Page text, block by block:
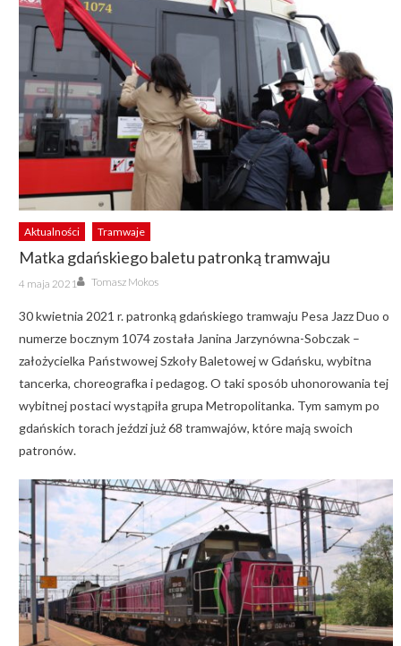
Aktualności Tramwaje
Matka gdańskiego baletu patronką tramwaju
Posted
on
4 maja 2021 Author
Tomasz Mokos
30 kwietnia 2021 r. patronką gdańskiego tramwaju Pesa Jazz Duo o
numerze bocznym 1074 została Janina Jarzynówna-Sobczak –
założycielka Państwowej Szkoły Baletowej w Gdańsku, wybitna
tancerka, choreografka i pedagog. O taki sposób uhonorowania tej
wybitnej postaci wystąpiła grupa Metropolitanka. Tym samym po
gdańskich torach jeździ już 68 tramwajów, które mają swoich
patronów.